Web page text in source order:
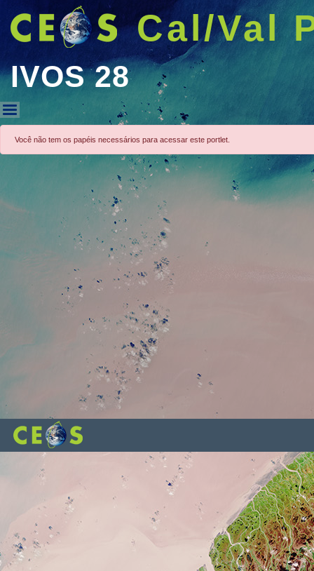
Cal/Val
IVOS 28
IVOS 28
Você não tem os papéis necessários para acessar este portlet.